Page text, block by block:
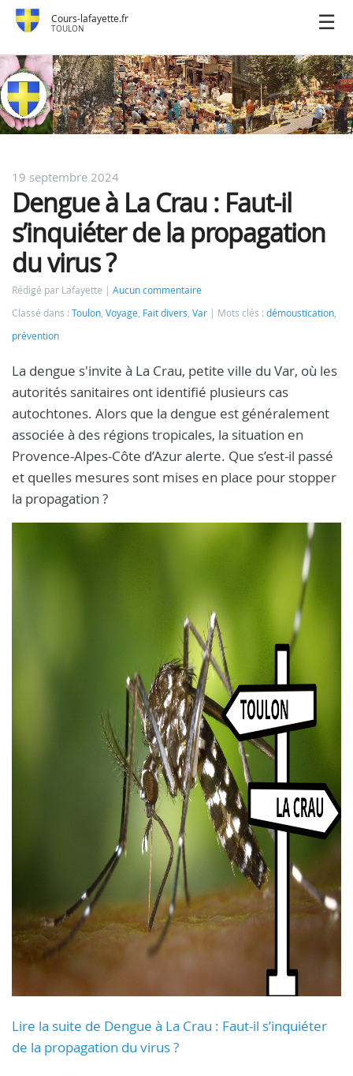
Cours-lafayette.fr
TOULON
19 septembre 2024
Dengue à La Crau : Faut-il
s’inquiéter de la propagation
du virus ?
Rédigé par Lafayette
Aucun commentaire
Classé dans : Toulon, Voyage, Fait divers, Var Mots clés : démoustication,
prévention
La dengue s'invite à La Crau, petite ville du Var, où les
autorités sanitaires ont identifié plusieurs cas
autochtones. Alors que la dengue est généralement
associée à des régions tropicales, la situation en
Provence-Alpes-Côte d’Azur alerte. Que s’est-il passé
et quelles mesures sont mises en place pour stopper
la propagation ?
Lire la suite de Dengue à La Crau : Faut-il s’inquiéter
de la propagation du virus ?